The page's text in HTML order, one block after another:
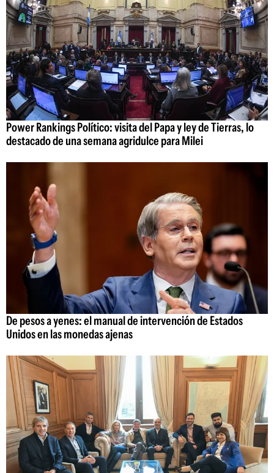
Power Rankings Político: visita del Papa y ley de Tierras, lo
destacado de una semana agridulce para Milei
De pesos a yenes: el manual de intervención de Estados
Unidos en las monedas ajenas